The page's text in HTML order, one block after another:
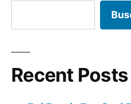
Recent Posts